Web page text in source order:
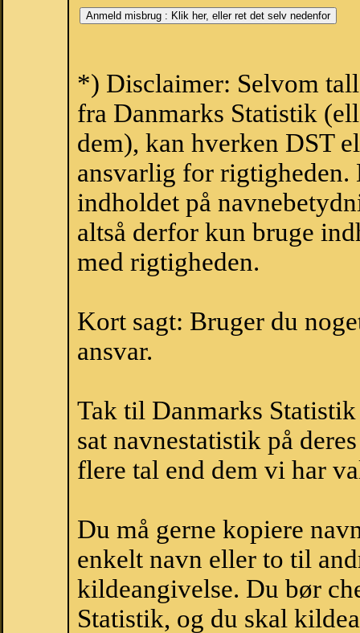
*) Disclaimer: Selvom
fra Danmarks Statistik
dem), kan hverken DST
ansvarlig for
indholdet på
altså derfor kun bruge
med rigtigheden.
Kort sagt: Bruger du
ansvar.
Tak til Danmarks
sat navnestatistik på
flere tal end dem vi har
Du må gerne kopiere
enkelt navn eller to til
kildeangivelse. Du bør
Statistik, og du skal